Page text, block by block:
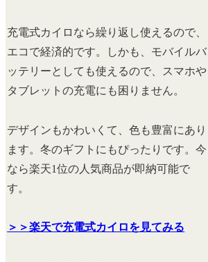
充電式カイロなら繰り返し使えるので、
エコで経済的です。しかも、モバイルバ
ッテリーとしても使えるので、スマホや
タブレットの充電にも困りません。
デザインもかわいくて、色も豊富にあり
ます。冬のギフトにもぴったりです。今
なら楽天1位の人気商品が即納可能で
す。
＞＞楽天で充電式カイロを見てみる